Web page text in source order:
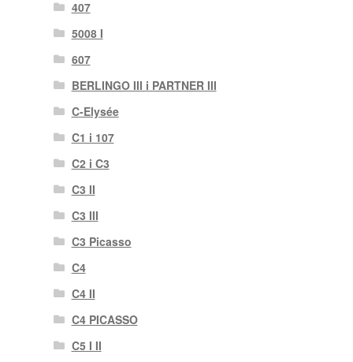
407
5008 I
607
BERLINGO III i PARTNER III
C-Elysée
C1 i 107
C2 i C3
C3 II
C3 III
C3 Picasso
C4
C4 II
C4 PICASSO
C5 I II